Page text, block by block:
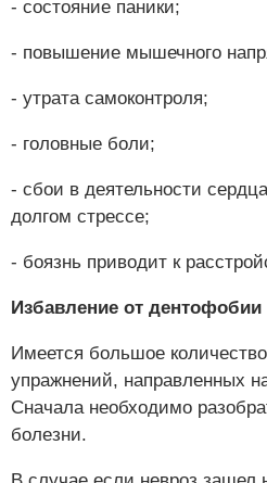
- состояние паники;
- повышение мышечного
- утрата самоконтроля;
- головные боли;
- сбои в деятельности
долгом стрессе;
- боязнь приводит к
Избавление от дентофобии
Имеется большое
упражнений, направленных
Сначала необходимо
болезни.